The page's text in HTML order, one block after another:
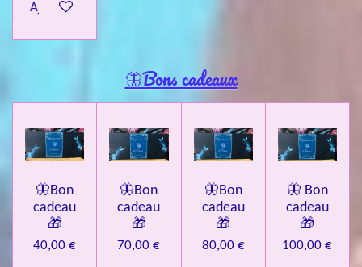
Ajouter au panier
🦋Bons cadeaux
🦋Bon
cadeau
🎁
40,00 €
🦋Bon
cadeau
🎁
70,00 €
🦋Bon
cadeau
🎁
80,00 €
🦋 Bon
cadeau
🎁
100,00 €